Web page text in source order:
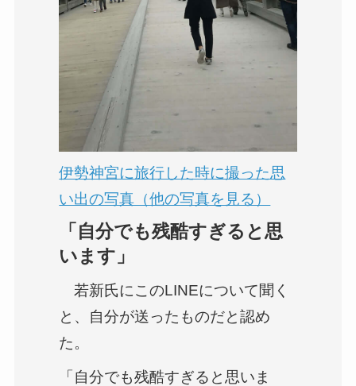
伊勢神宮に旅行した時に撮った思
い出の写真（他の写真を見る）
「自分でも残酷すぎると思
います」
若新氏にこのLINEについて聞く
と、自分が送ったものだと認め
た。
「自分でも残酷すぎると思いま